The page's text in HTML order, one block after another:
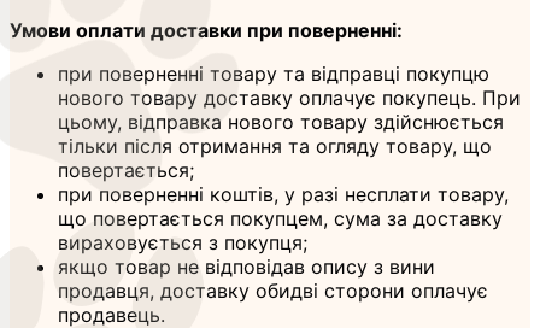
Умови оплати доставки при поверненні:
при поверненні товару та відправці покупцю
нового товару доставку оплачує покупець. При
цьому, відправка нового товару здійснюється
тільки після отримання та огляду товару, що
повертається;
при поверненні коштів, у разі несплати товару,
що повертається покупцем, сума за доставку
вираховується з покупця;
якщо товар не відповідав опису з вини
продавця, доставку обидві сторони оплачує
продавець.